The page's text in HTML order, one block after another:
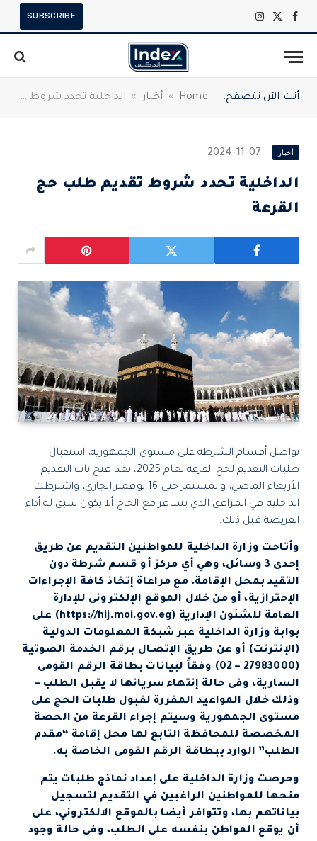
فيسبوك
X
الانستغرام
SUBSCRIBE
أنت الآن تتصفح: Home
» أخبار » الداخلية تحدد شروط تقديم طلب حج القرعة
أخبار 2024-11-07
الداخلية تحدد شروط تقديم طلب حج
القرعة
تواصل أقسام الشرطة على مستوى الجمهورية، استقبال
طلبات التقديم لحج القرعة لعام 2025، بعد فتح باب التقديم
الأربعاء الماضي، والمستمر حتى 16 نوفمبر الجاري، واشترطت
الداخلية في المرافق الذي يسافر مع الحاج ألا يكون سبق له أداء
الفريضة قبل ذلك.
وأتاحت وزارة الداخلية للمواطنين التقديم عن طريق
إحدى 3 وسائل، وهي أي مركز أو قسم شرطة دون
التقيد بمحل الإقامة، مع مراعاة إتخاذ كافة الإجراءات
الإحترازية، أو من خلال الموقع الإلكترونى للإدارة
العامة للشئون الإدارية (https://hij.moi.gov.eg) على
بوابة وزارة الداخلية عبر شبكة المعلومات الدولية
(الإنترنت) أو عن طريق الإتصـال برقم الخدمة الصوتية
(27983000 – 02) وفقاً لبيانات بطاقة الرقم القومى
السارية، وفى حالة إنتهاء سريانها لا يقبل الطلب –
وذلك خلال المواعيد المقررة لقبول طلبات الحج على
مستوى الجمهورية وسيتم إجراء القرعة من الحصة
المخصصة للمحافظة التابع لها محل إقامة “مقدم
الطلب” الوارد ببطاقة الرقم القومى الخاصة به.
وحرصت وزارة الداخلية على إعداد نماذج طلبات يتم
منحها للمواطنين الراغبين في التقديم لتسجيل
بياناتهم بها، وتتوافر أيضا بالموقع الالكتروني، على
أن يوقع المواطن بنفسه على الطلب، وفى حالة وجود